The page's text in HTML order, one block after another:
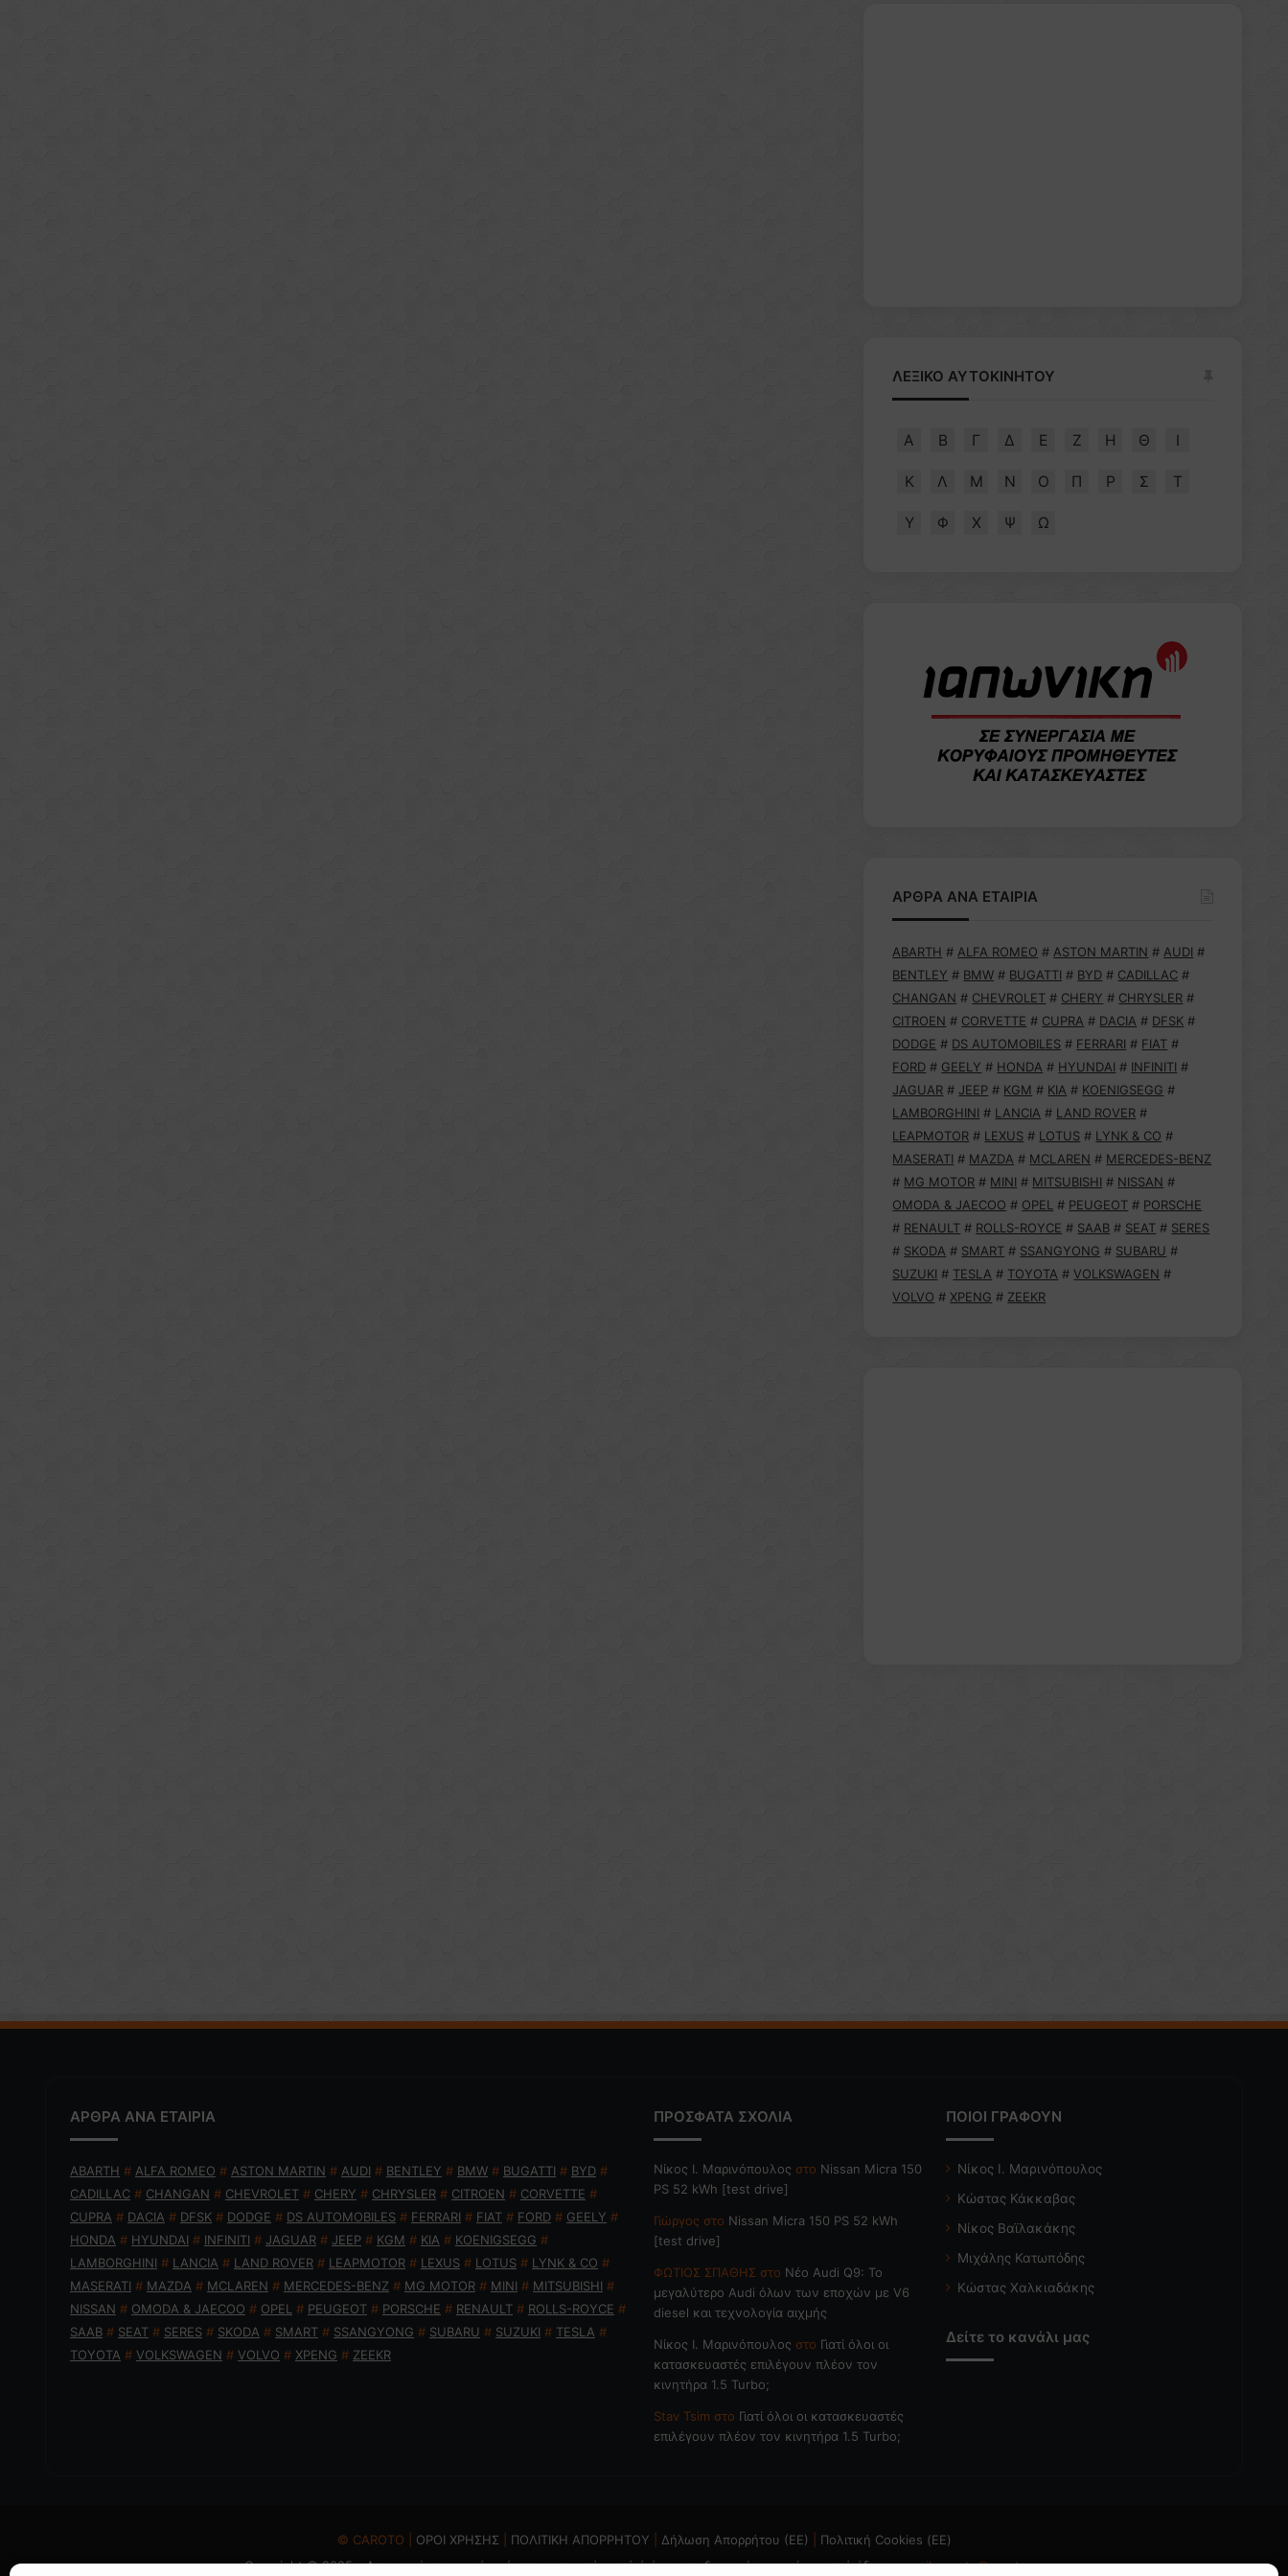
ΛΕΞΙΚΟ ΑΥΤΟΚΙΝΗΤΟΥ
Α Β Γ Δ Ε Ζ Η Θ Ι
Κ Λ Μ Ν Ο Π Ρ Σ Τ
Υ Φ Χ Ψ Ω
ΑΡΘΡΑ ΑΝΑ ΕΤΑΙΡΙΑ
ABARTH # ALFA ROMEO # ASTON MARTIN # AUDI #
BENTLEY # BMW # BUGATTI # BYD # CADILLAC #
CHANGAN # CHEVROLET # CHERY # CHRYSLER #
CITROEN # CORVETTE # CUPRA # DACIA # DFSK #
DODGE # DS AUTOMOBILES # FERRARI # FIAT #
FORD # GEELY # HONDA # HYUNDAI # INFINITI #
JAGUAR # JEEP # KGM # KIA # KOENIGSEGG #
LAMBORGHINI # LANCIA # LAND ROVER #
LEAPMOTOR # LEXUS # LOTUS # LYNK & CO #
MASERATI # MAZDA # MCLAREN # MERCEDES-BENZ
# MG MOTOR # MINI # MITSUBISHI # NISSAN #
OMODA & JAECOO # OPEL # PEUGEOT # PORSCHE
# RENAULT # ROLLS-ROYCE # SAAB # SEAT # SERES
# SKODA # SMART # SSANGYONG # SUBARU #
SUZUKI # TESLA # TOYOTA # VOLKSWAGEN #
VOLVO # XPENG # ZEEKR
ΑΡΘΡΑ ΑΝΑ ΕΤΑΙΡΙΑ
ABARTH # ALFA ROMEO # ASTON MARTIN # AUDI # BENTLEY # BMW # BUGATTI # BYD #
CADILLAC # CHANGAN # CHEVROLET # CHERY # CHRYSLER # CITROEN # CORVETTE #
CUPRA # DACIA # DFSK # DODGE # DS AUTOMOBILES # FERRARI # FIAT # FORD # GEELY #
HONDA # HYUNDAI # INFINITI # JAGUAR # JEEP # KGM # KIA # KOENIGSEGG #
LAMBORGHINI # LANCIA # LAND ROVER # LEAPMOTOR # LEXUS # LOTUS # LYNK & CO #
MASERATI # MAZDA # MCLAREN # MERCEDES-BENZ # MG MOTOR # MINI # MITSUBISHI #
NISSAN # OMODA & JAECOO # OPEL # PEUGEOT # PORSCHE # RENAULT # ROLLS-ROYCE #
SAAB # SEAT # SERES # SKODA # SMART # SSANGYONG # SUBARU # SUZUKI # TESLA #
TOYOTA # VOLKSWAGEN # VOLVO # XPENG # ZEEKR
ΠΡΟΣΦΑΤΑ ΣΧΟΛΙΑ
Nίκος Ι. Mαρινόπουλος στο Nissan Micra 150
PS 52 kWh [test drive]
Γιώργος στο Nissan Micra 150 PS 52 kWh
[test drive]
ΦΩΤΙΟΣ ΣΠΑΘΗΣ στο Νέο Audi Q9: Το
μεγαλύτερο Audi όλων των εποχών με V6
diesel και τεχνολογία αιχμής
Nίκος Ι. Mαρινόπουλος στο Γιατί όλοι οι
κατασκευαστές επιλέγουν πλέον τον
κινητήρα 1.5 Turbo;
Stav Tsim στο Γιατί όλοι οι κατασκευαστές
επιλέγουν πλέον τον κινητήρα 1.5 Turbo;
ΠΟΙΟΙ ΓΡΑΦΟΥΝ
Νίκος Ι. Μαρινόπουλος
Κώστας Κάκκαβας
Νίκος Βαϊλακάκης
Μιχάλης Κατωπόδης
Κώστας Χαλκιαδάκης
Δείτε το κανάλι μας
© CAROTO | ΟΡΟΙ ΧΡΗΣΗΣ ΠΟΛΙΤΙΚΗ ΑΠΟΡΡΗΤΟΥ Δήλωση Απορρήτου (ΕΕ)
Πολιτική Cookies (ΕΕ)
Copyright © 2025 - Απαγορεύεται η χρήση ή επανεκπομπή, μετά ή άνευ επεξεργασίας, χωρίς γραπτή άδεια- email: caroto@caroto.gr